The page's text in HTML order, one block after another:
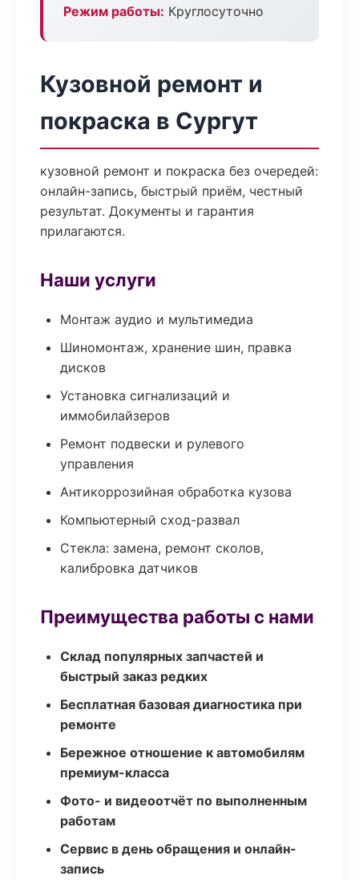
Режим работы: Круглосуточно
Кузовной ремонт и
покраска в Сургут
кузовной ремонт и покраска без очередей:
онлайн-запись, быстрый приём, честный
результат. Документы и гарантия
прилагаются.
Наши услуги
Монтаж аудио и мультимедиа
Шиномонтаж, хранение шин, правка
дисков
Установка сигнализаций и
иммобилайзеров
Ремонт подвески и рулевого
управления
Антикоррозийная обработка кузова
Компьютерный сход-развал
Стекла: замена, ремонт сколов,
калибровка датчиков
Преимущества работы с нами
Склад популярных запчастей и
быстрый заказ редких
Бесплатная базовая диагностика при
ремонте
Бережное отношение к автомобилям
премиум-класса
Фото- и видеоотчёт по выполненным
работам
Сервис в день обращения и онлайн-
запись